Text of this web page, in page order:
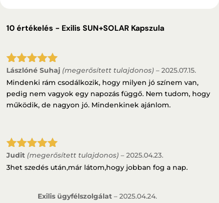
10 értékelés - Exilis SUN+SOLAR Kapszula
Értékelés:
5/ 5
Lászlóné Suhaj (megerősített tulajdonos) – 2025.07.15.
Mindenki rám csodálkozik, hogy milyen jó színem van,
pedig nem vagyok egy napozás függő. Nem tudom, hogy
működik, de nagyon jó. Mindenkinek ajánlom.
Értékelés:
5/ 5
Judit (megerősített tulajdonos) – 2025.04.23.
3het szedés után,már látom,hogy jobban fog a nap.
Exilis ügyfélszolgálat– 2025.04.24.